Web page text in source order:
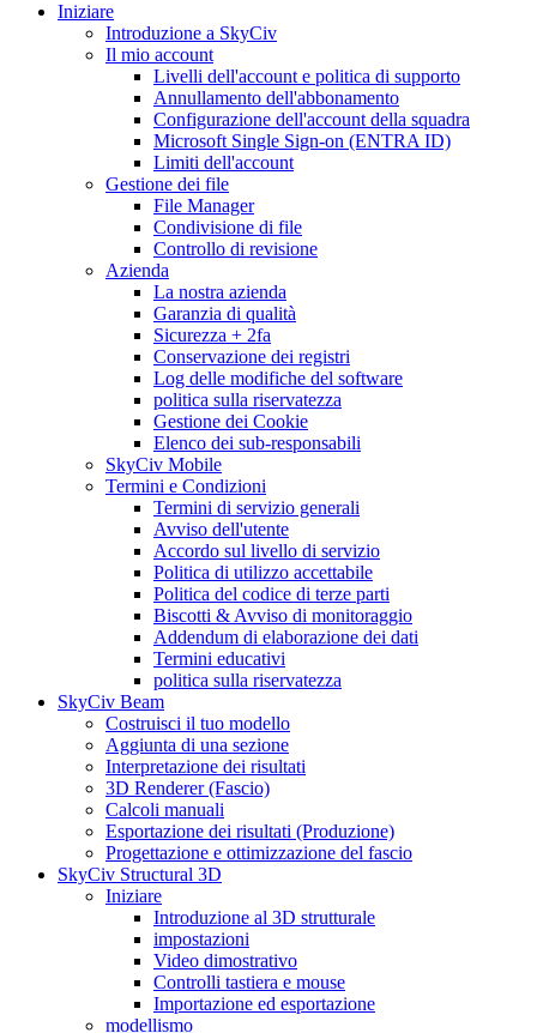
Iniziare
Introduzione a SkyCiv
Il mio account
Livelli dell'account e politica di supporto
Annullamento dell'abbonamento
Configurazione dell'account della squadra
Microsoft Single Sign-on (ENTRA ID)
Limiti dell'account
Gestione dei file
File Manager
Condivisione di file
Controllo di revisione
Azienda
La nostra azienda
Garanzia di qualità
Sicurezza + 2fa
Conservazione dei registri
Log delle modifiche del software
politica sulla riservatezza
Gestione dei Cookie
Elenco dei sub-responsabili
SkyCiv Mobile
Termini e Condizioni
Termini di servizio generali
Avviso dell'utente
Accordo sul livello di servizio
Politica di utilizzo accettabile
Politica del codice di terze parti
Biscotti & Avviso di monitoraggio
Addendum di elaborazione dei dati
Termini educativi
politica sulla riservatezza
SkyCiv Beam
Costruisci il tuo modello
Aggiunta di una sezione
Interpretazione dei risultati
3D Renderer (Fascio)
Calcoli manuali
Esportazione dei risultati (Produzione)
Progettazione e ottimizzazione del fascio
SkyCiv Structural 3D
Iniziare
Introduzione al 3D strutturale
impostazioni
Video dimostrativo
Controlli tastiera e mouse
Importazione ed esportazione
modellismo